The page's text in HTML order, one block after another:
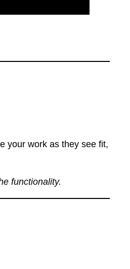
your work as they see fit,
functionality.